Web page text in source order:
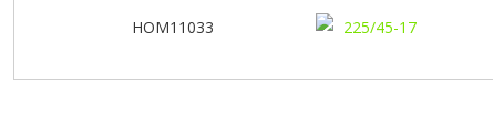
HOM11033